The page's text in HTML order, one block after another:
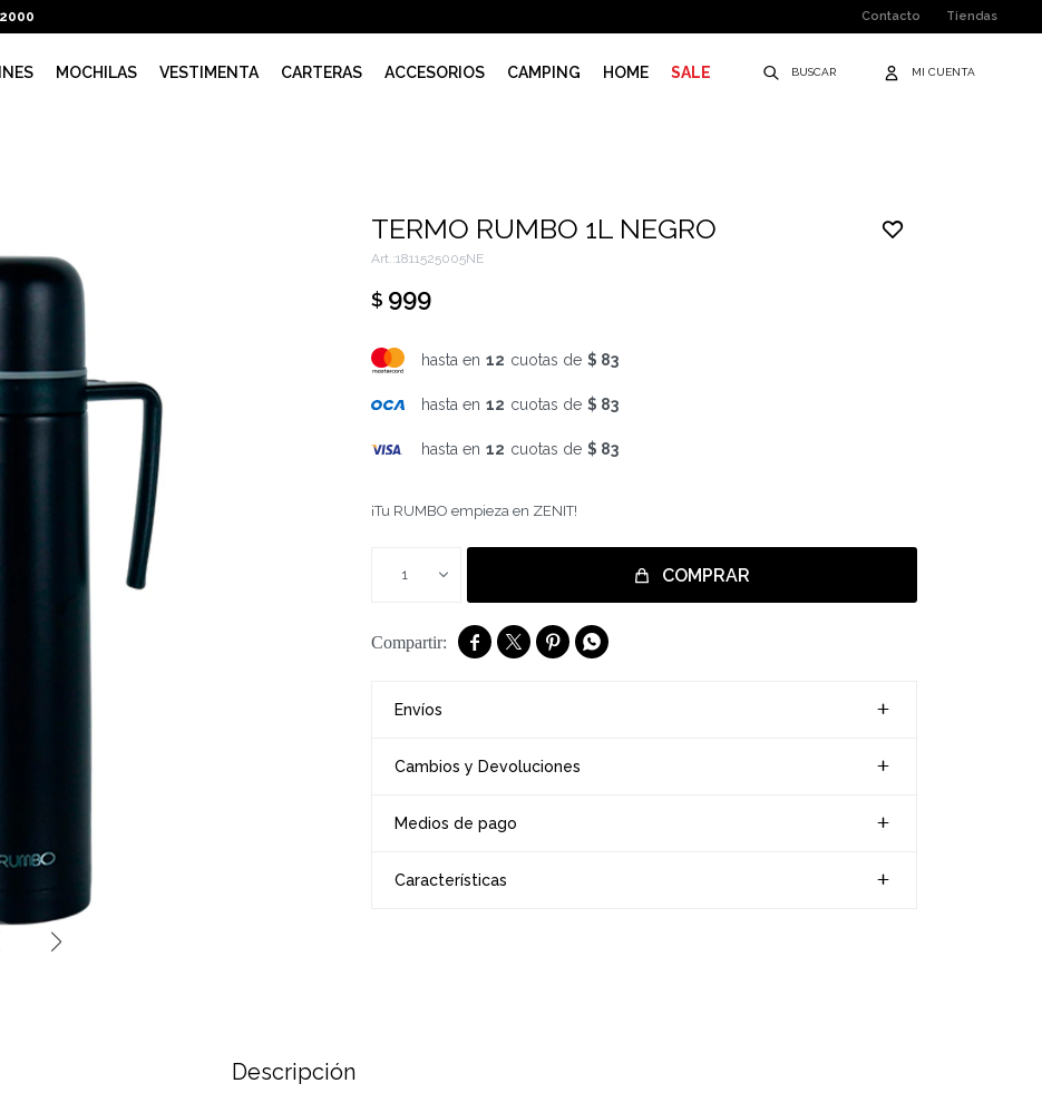
MOCHILAS VESTIMENTA CARTERAS ACCESORIOS CAMPING HOME SALE
Contacto Tiendas
TERMO RUMBO 1L NEGRO
1811525005NE
$ 999
hasta en 12 cuotas de $ 83
hasta en 12 cuotas de $ 83
hasta en 12 cuotas de $ 83
¡Tu RUMBO empieza en ZENIT!
1 COMPRAR
   
Envíos
Cambios y Devoluciones
Medios de pago
Características
Descripción